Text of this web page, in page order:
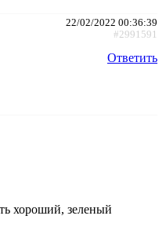
22/02/2022 00:36:39
#2991591
Ответить
хороший, зеленый